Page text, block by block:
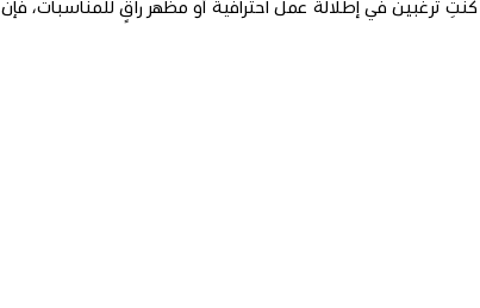
كنتِ ترغبين في إطلالة عمل احترافية أو مظهر راقٍ للمناسبات، فإن